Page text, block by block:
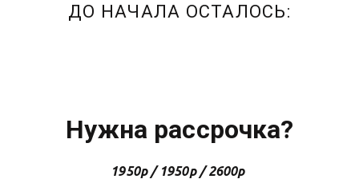
ДО НАЧАЛА ОСТАЛОСЬ:
Нужна рассрочка?
1950р / 1950р / 2600р